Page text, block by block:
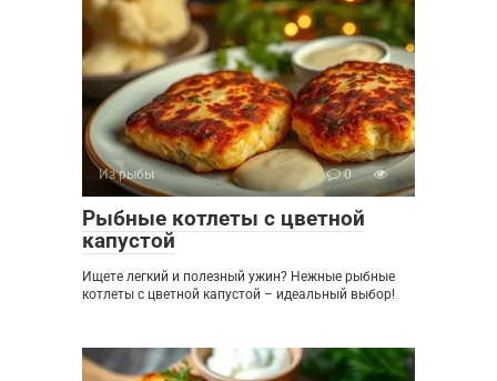
Из рыбы 0
Рыбные котлеты с цветной
капустой
Ищете легкий и полезный ужин? Нежные рыбные
котлеты с цветной капустой – идеальный выбор!